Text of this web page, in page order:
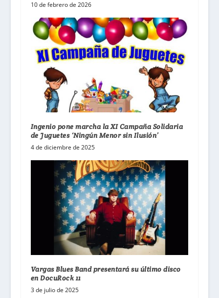
10 de febrero de 2026
Ingenio pone marcha la XI Campaña Solidaria
de Juguetes ‘Ningún Menor sin Ilusión’
4 de diciembre de 2025
Vargas Blues Band presentará su último disco
en DocuRock 11
3 de julio de 2025